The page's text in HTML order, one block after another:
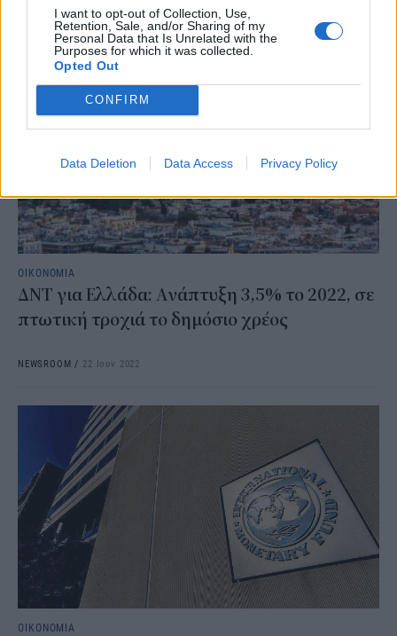
I want to opt-out of Collection, Use,
Retention, Sale, and/or Sharing of my
Personal Data that Is Unrelated with the
Purposes for which it was collected.
Opted Out
CONFIRM
Data Deletion Data Access Privacy Policy
NEWSROOM 26 Μαρ 2023
ΟΙΚΟΝΟΜΙΑ
ΔΝΤ για Ελλάδα: Ανάπτυξη 3,5% το 2022, σε
πτωτική τροχιά το δημόσιο χρέος
NEWSROOM / 22 Ιουν 2022
ΟΙΚΟΝΟΜΙΑ